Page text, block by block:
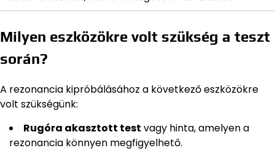
Milyen eszközökre volt szükség a teszt
során?
A rezonancia kipróbálásához a következő eszközökre
volt szükségünk:
Rugóra akasztott test vagy hinta, amelyen a
rezonancia könnyen megfigyelhető.